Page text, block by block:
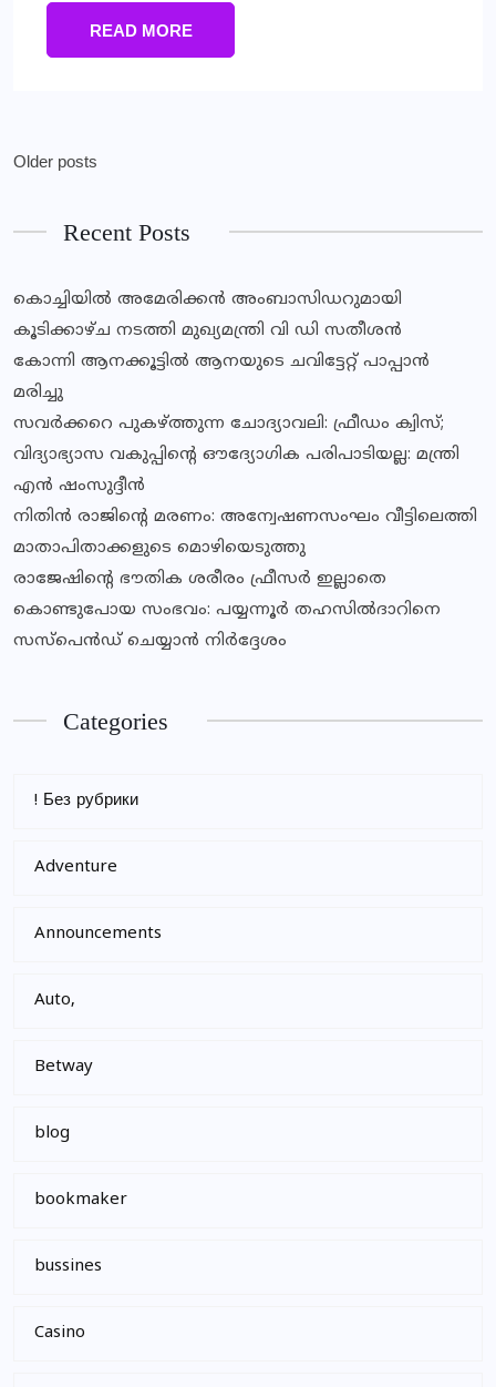
READ MORE
Older posts
Recent Posts
കൊച്ചിയിൽ അമേരിക്കൻ അംബാസിഡറുമായി
കൂടിക്കാഴ്ച നടത്തി മുഖ്യമന്ത്രി വി ഡി സതീശൻ
കോന്നി ആനക്കൂട്ടിൽ ആനയുടെ ചവിട്ടേറ്റ് പാപ്പാൻ
മരിച്ചു
സവര്‍ക്കറെ പുകഴ്ത്തുന്ന ചോദ്യാവലി: ഫ്രീഡം ക്വിസ്;
വിദ്യാഭ്യാസ വകുപ്പിൻ്റെ ഔദ്യോഗിക പരിപാടിയല്ല: മന്ത്രി
എൻ ഷംസുദ്ദീൻ
നിതിൻ രാജിൻ്റെ മരണം: അന്വേഷണസംഘം വീട്ടിലെത്തി
മാതാപിതാക്കളുടെ മൊഴിയെടുത്തു
രാജേഷിന്റെ ഭൗതിക ശരീരം ഫ്രീസര്‍ ഇല്ലാതെ
കൊണ്ടുപോയ സംഭവം: പയ്യന്നൂര്‍ തഹസില്‍ദാറിനെ
സസ്‌പെന്‍ഡ് ചെയ്യാന്‍ നിര്‍ദ്ദേശം
Categories
! Без рубрики
Adventure
Announcements
Auto,
Betway
blog
bookmaker
bussines
Casino